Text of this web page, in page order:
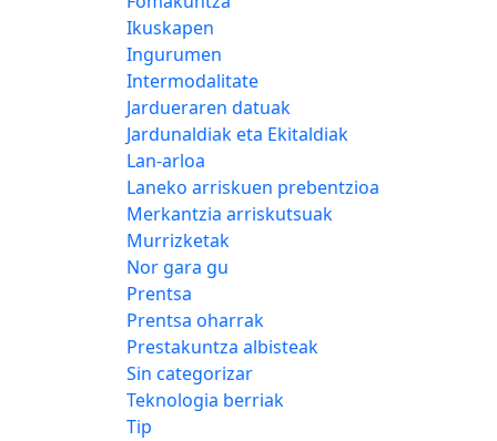
Ikuskapen
Ingurumen
Intermodalitate
Jardueraren datuak
Jardunaldiak eta Ekitaldiak
Lan-arloa
Laneko arriskuen prebentzioa
Merkantzia arriskutsuak
Murrizketak
Nor gara gu
Prentsa
Prentsa oharrak
Prestakuntza albisteak
Sin categorizar
Teknologia berriak
Tip